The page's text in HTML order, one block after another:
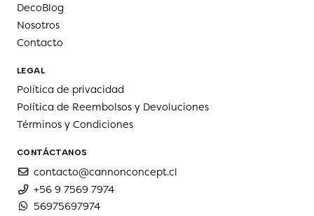
DecoBlog
Nosotros
Contacto
LEGAL
Política de privacidad
Política de Reembolsos y Devoluciones
Términos y Condiciones
CONTÁCTANOS
contacto@cannonconcept.cl
+56 9 7569 7974
56975697974